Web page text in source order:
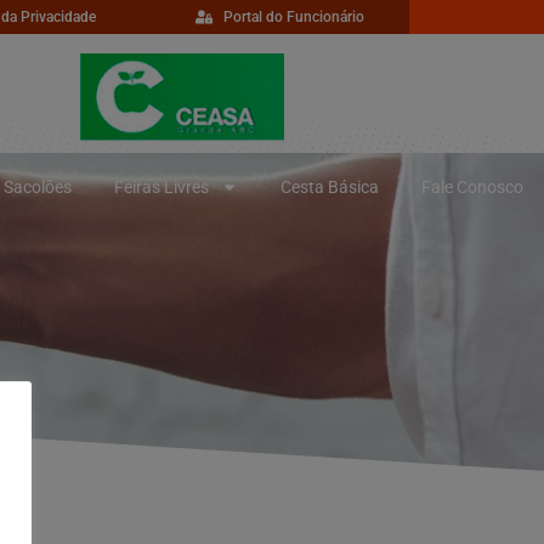
Privacidade Portal do Funcionário
Sacolões Feiras Livres Cesta Básica Fale Conosco